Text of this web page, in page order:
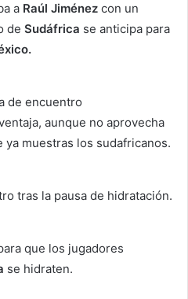
a Raúl Jiménez con un
de Sudáfrica se anticipa para
de encuentro
aunque no aprovecha
ya muestras los sudafricanos.
tras la pausa de hidratación.
que los jugadores
se hidraten.